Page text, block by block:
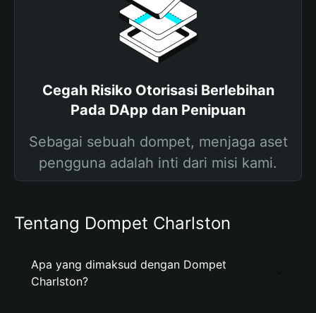
Cegah Risiko Otorisasi Berlebihan
Pada DApp dan Penipuan
Sebagai sebuah dompet, menjaga aset
pengguna adalah inti dari misi kami.
Tentang Dompet Charlston
Apa yang dimaksud dengan Dompet
Charlston?